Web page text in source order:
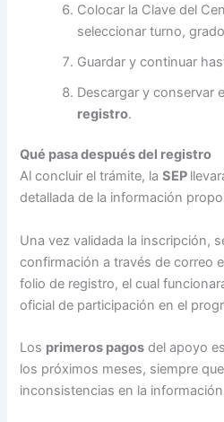
Colocar la Clave del
seleccionar turno,
Guardar y continuar
Descargar y conservar
registro.
Qué pasa después del registro
Al concluir el trámite, laSEP
detallada de la información
Una vez validada la inscripción,
confirmación a través de correo
folio de registro, el cual
oficial de participación en el
Los primeros pagos del apoyo
los próximos meses, siempre
inconsistencias en la